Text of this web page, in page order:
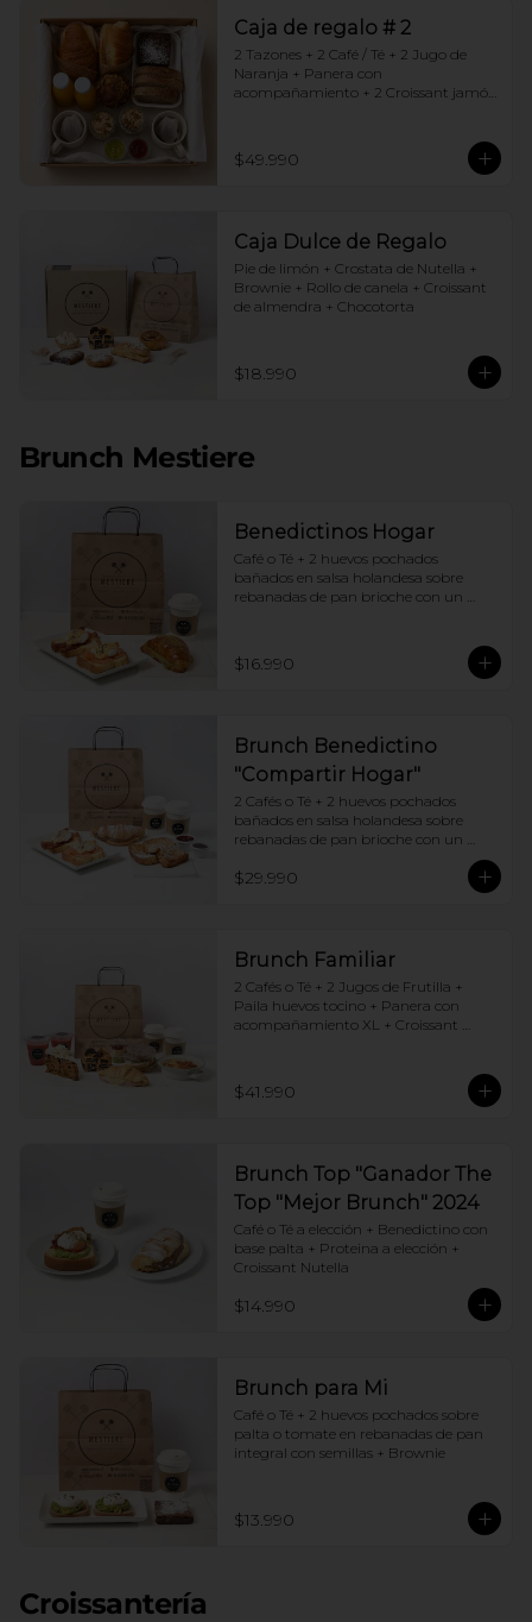
Caja de regalo # 2
2 Tazones + 2 Café / Té + 2 Jugo de
Naranja + Panera con
acompañamiento + 2 Croissant jamón
$49.990
Caja Dulce de Regalo
Pie de limón + Crostata de Nutella +
Brownie + Rollo de canela + Croissant
de almendra + Chocotorta
$18.990
Brunch Mestiere
Benedictinos Hogar
Café o Té + 2 huevos pochados
bañados en salsa holandesa sobre
rebanadas de pan brioche con un
$16.990
Brunch Benedictino
"Compartir Hogar"
2 Cafés o Té + 2 huevos pochados
bañados en salsa holandesa sobre
rebanadas de pan brioche con un
ingrediente de tu elección + Tostadas
francesas + Croissant de tu elección
$29.990
Brunch Familiar
2 Cafés o Té + 2 Jugos de Frutilla +
Paila huevos tocino + Panera con
acompañamiento XL + Croissant
$41.990
Brunch Top "Ganador The
Top "Mejor Brunch" 2024
Café o Té a elección + Benedictino con
base palta + Proteina a elección +
Croissant Nutella
$14.990
Brunch para Mi
Café o Té + 2 huevos pochados sobre
palta o tomate en rebanadas de pan
integral con semillas + Brownie
$13.990
Croissantería